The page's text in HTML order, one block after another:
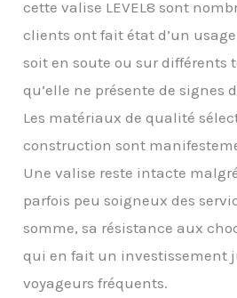
cette valise LEVEL8 sont
clients ont fait état d’un
soit en soute ou sur différents
qu’elle ne présente de signes
Les matériaux de qualité
construction sont
Une valise reste intacte
parfois peu soigneux des
somme, sa résistance aux
qui en fait un investissement
voyageurs fréquents.